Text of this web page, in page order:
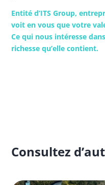
Entité d’ITS Group,
voit en vous que votre
Ce qui nous intéresse
richesse qu’elle contient.
Consultez